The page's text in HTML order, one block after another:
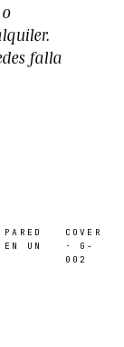
falla
UN
COVER
· G-
002